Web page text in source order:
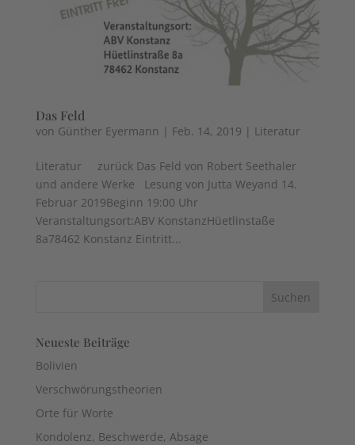
Das Feld
von Günther Eyermann | Feb. 14, 2019 | Literatur
Literatur zurück Das Feld von Robert Seethaler
und andere Werke Lesung von Jutta Weyand 14.
Februar 2019Beginn 19:00 Uhr
Veranstaltungsort:ABV KonstanzHüetlinstaße
8a78462 Konstanz Eintritt...
Neueste Beiträge
Bolivien
Verschwörungstheorien
Orte für Worte
Kondolenz, Beschwerde, Absage